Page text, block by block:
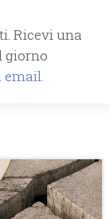
Ricevi una
giorno
email.